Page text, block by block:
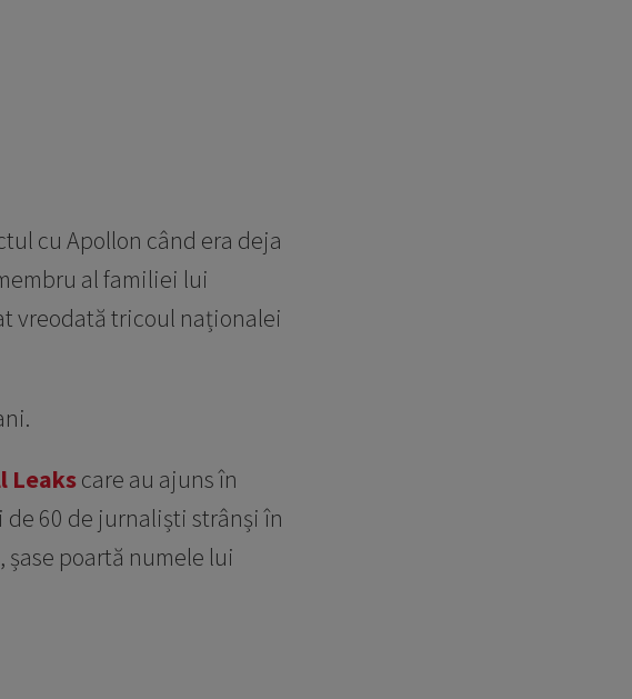
cu Apollon când era deja
al familiei lui
vreodată tricoul naționalei
Leakscare au ajuns în
60 de jurnaliști strânși în
, șase poartă numele lui